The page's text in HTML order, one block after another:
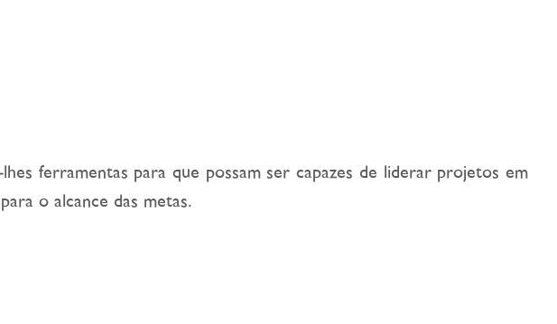
ferramentas para que possam ser capazes de liderar projetos em
o alcance das metas.